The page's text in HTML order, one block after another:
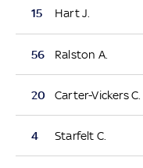
15 Hart J.
56 Ralston A.
20 Carter-Vickers C.
4 Starfelt C.